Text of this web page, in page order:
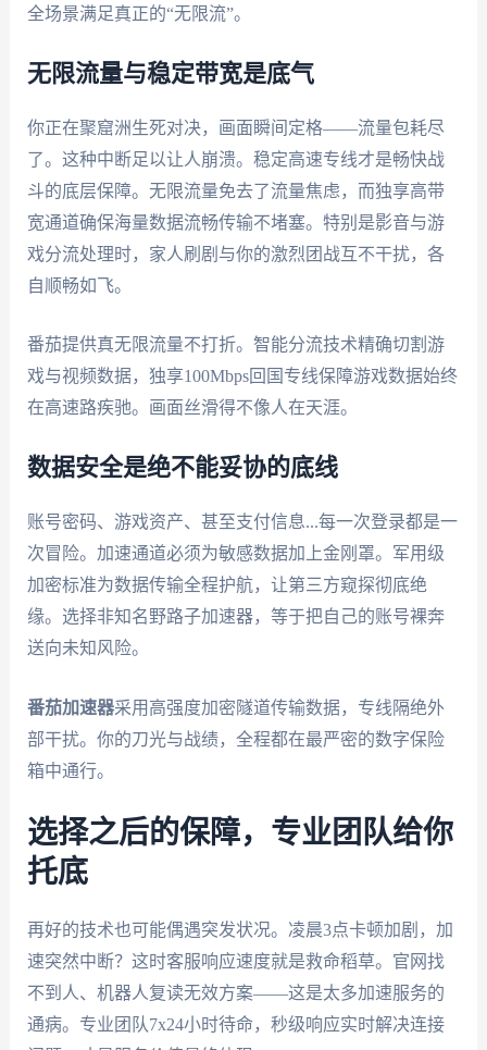
全场景满足真正的“无限流”。
无限流量与稳定带宽是底气
你正在聚窟洲生死对决，画面瞬间定格——流量包耗尽
了。这种中断足以让人崩溃。稳定高速专线才是畅快战
斗的底层保障。无限流量免去了流量焦虑，而独享高带
宽通道确保海量数据流畅传输不堵塞。特别是影音与游
戏分流处理时，家人刷剧与你的激烈团战互不干扰，各
自顺畅如飞。
番茄提供真无限流量不打折。智能分流技术精确切割游
戏与视频数据，独享100Mbps回国专线保障游戏数据始终
在高速路疾驰。画面丝滑得不像人在天涯。
数据安全是绝不能妥协的底线
账号密码、游戏资产、甚至支付信息...每一次登录都是一
次冒险。加速通道必须为敏感数据加上金刚罩。军用级
加密标准为数据传输全程护航，让第三方窥探彻底绝
缘。选择非知名野路子加速器，等于把自己的账号裸奔
送向未知风险。
番茄加速器采用高强度加密隧道传输数据，专线隔绝外
部干扰。你的刀光与战绩，全程都在最严密的数字保险
箱中通行。
选择之后的保障，专业团队给你
托底
再好的技术也可能偶遇突发状况。凌晨3点卡顿加剧，加
速突然中断？这时客服响应速度就是救命稻草。官网找
不到人、机器人复读无效方案——这是太多加速服务的
通病。专业团队7x24小时待命，秒级响应实时解决连接